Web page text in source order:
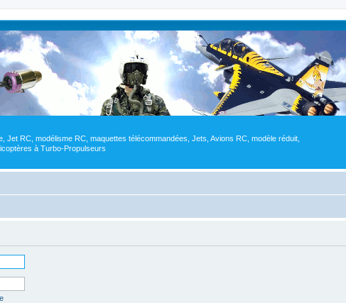
RC, modélisme RC, maquettes télécommandées, Jets, Avions RC, modèle réduit,
à Turbo-Propulseurs